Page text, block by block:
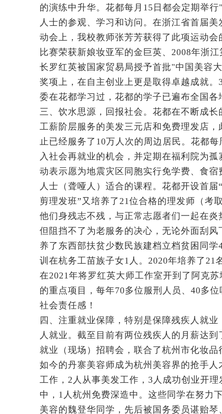
的演练中升华。花都每月15日都会定期举
人士的参观、学习和访问。在浙江省首届
动会上，我校教师张芳芳获得了此项运动
比赛荣获新娘妆亚军的金巨英、2008年浙
长罗红英被国家贸易局授予首批"中国美容
奖项上，在自主创业上更是取得卓越成就
委在花都学习过，花都的学子已遍布全国
三、饮水思源，回报社会。花都在不断成
工薪阶层服务的美发三元店和免费理发店
止已经服务了10万人次的周边居民。花都
入社会再就业的机会，并定期在福利院为
动表示愿为地震灾区同胞实行免学费、食
人士（聋哑人）适合的课程。花都开设首
剪理发班”又培养了21位合格的理发师（考
他们身残志不残，与正常志愿者们一起在
但阻挡不了为老服务的决心，无论外面刮
养了东西部扶贫少数民族建档立档贫困同
训在杭务工苗族子女1人。2020年培养了
在2021年将罗红英大师工作室开到了阿克
的重点项目，每年70多位服刑人员、40多
社会责任感！
四、注重就业保障，特别是保障残疾人就
人就业。截至目前有两位残疾人的月薪达
就业（现场）招聘会，联合了杭州市化妆
如今的丹寨美容师成为杭州美容界的抢手
工作，2人从事美发工作，3人成功创业开
中，1人杭州免费深造中。这些同学在努力
美容的魏登华同学，先后被国务委员谌贻